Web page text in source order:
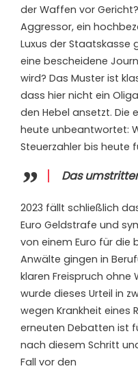
der Waffen vor
Aggressor, ein
Luxus der Staatskasse
eine bescheidene
wird? Das Muster ist
dass hier nicht ein
den Hebel ansetzt. Die
heute unbeantwortet:
Steuerzahler bis heute
Das
2023 fällt schließlich
Euro Geldstrafe und
von einem Euro für die
Anwälte gingen in
klaren Freispruch ohne
wurde dieses Urteil in
wegen Krankheit eines
erneuten Debatten ist
nach diesem Schritt
Fall vor den